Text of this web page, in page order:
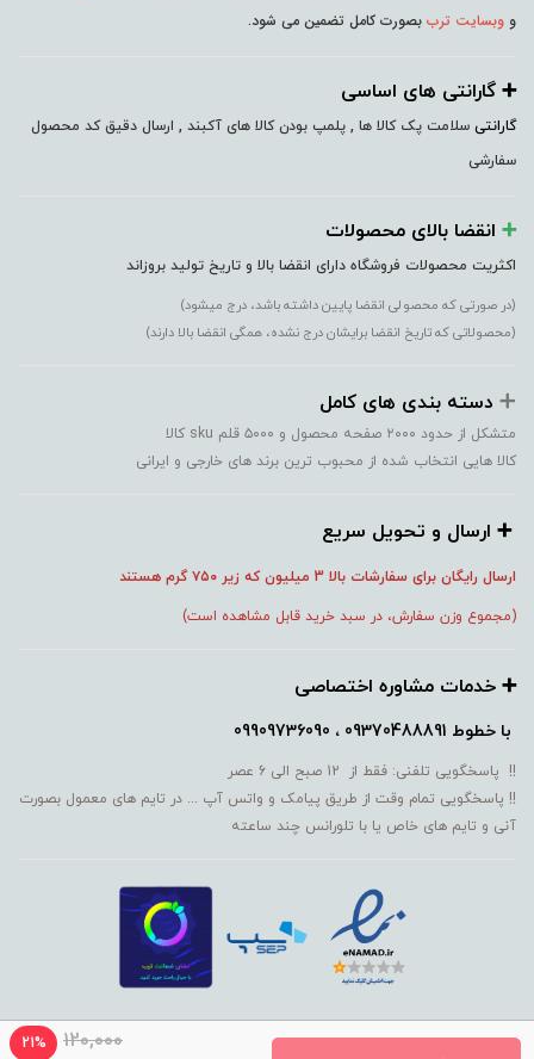
120,000
21%
و وبسایت ترب بصورت کامل تضمین می شود.
➕️ گارانتی های اساسی
گارانتی سلامت پک کالا ها , پلمپ بودن کالا های آکبند , ارسال دقیق کد محصول
سفارشی
➕️ انقضا بالای محصولات
اکثریت محصولات فروشگاه دارای انقضا بالا و تاریخ تولید بروزاند
(در صورتی که محصولی انقضا پایین داشته باشد، درج میشود)
(محصولاتی که تاریخ انقضا برایشان درج نشده، همگی انقضا بالا دارند)
➕️ دسته بندی های کامل
متشکل از حدود ۲۰۰۰ صفحه محصول و ۵۰۰۰ قلم sku کالا
کالا هایی انتخاب شده از محبوب ترین برند های خارجی و ایرانی
➕️ ارسال و تحویل سریع
ارسال رایگان برای سفارشات بالا 3 میلیون که زیر ۷۵۰ گرم هستند
(مجموع وزن سفارش، در سبد خرید قابل مشاهده است)
➕️ خدمات مشاوره اختصاصی
با خطوط 09370488891 ، 09909736090
!! پاسخگویی تلفنی: فقط از 12 صبح الی 6 عصر
!! پاسخگویی تمام وقت از طریق پیامک و واتس آپ ... در تایم های معمول بصورت
آنی و تایم های خاص یا با تلورانس چند ساعته